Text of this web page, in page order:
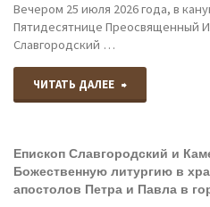
Богородицы
села
Баево."
Вечером 25 июля 2026 года, в
Пятидесятнице Преосвященный
Славгородский …
ЧИТАТЬ ДАЛЕЕ
епископ
Епископ Славгородский и
Божественную литургию в
апостолов Петра и Павла в